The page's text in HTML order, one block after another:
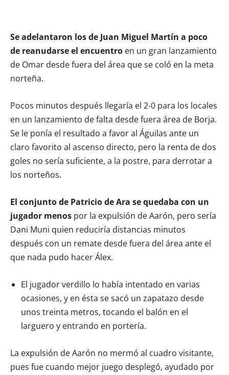
Se adelantaron los de Juan Miguel Martín a poco
de reanudarse el encuentro en un gran lanzamiento
de Omar desde fuera del área que se coló en la meta
norteña.
Pocos minutos después llegaría el 2-0 para los locales
en un lanzamiento de falta desde fuera área de Borja.
Se le ponía el resultado a favor al Águilas ante un
claro favorito al ascenso directo, pero la renta de dos
goles no sería suficiente, a la postre, para derrotar a
los norteños.
El conjunto de Patricio de Ara se quedaba con un
jugador menos por la expulsión de Aarón, pero sería
Dani Muni quien reduciría distancias minutos
después con un remate desde fuera del área ante el
que nada pudo hacer Álex.
El jugador verdillo lo había intentado en varias
ocasiones, y en ésta se sacó un zapatazo desde
unos treinta metros, tocando el balón en el
larguero y entrando en portería.
La expulsión de Aarón no mermó al cuadro visitante,
pues fue cuando mejor juego desplegó, ayudado por